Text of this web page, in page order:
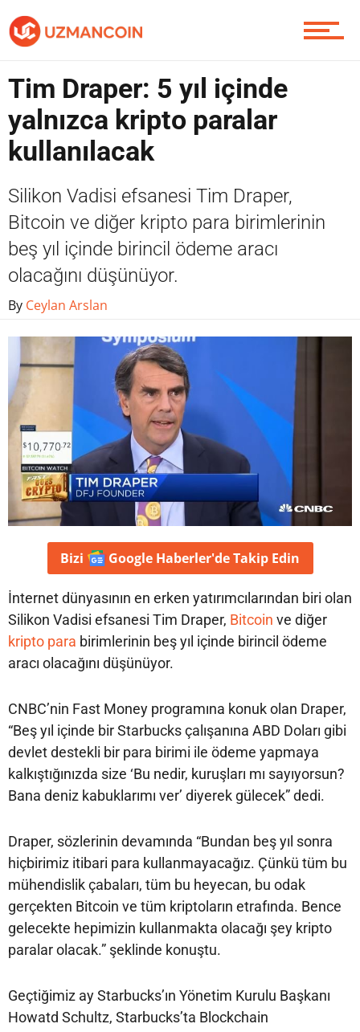
Yazarlardan
Soru Sor
Contact / İletişim
Tim Draper: 5 yıl içinde
yalnızca kripto paralar
kullanılacak
Silikon Vadisi efsanesi Tim Draper,
Bitcoin ve diğer kripto para birimlerinin
beş yıl içinde birincil ödeme aracı
olacağını düşünüyor.
By Ceylan Arslan
Bizi Google Haberler'deTakip Edin
İnternet dünyasının en erken yatırımcılarından biri olan
Silikon Vadisi efsanesi Tim Draper, Bitcoin ve diğer
kripto para birimlerinin beş yıl içinde birincil ödeme
aracı olacağını düşünüyor.
CNBC’nin Fast Money programına konuk olan Draper,
“Beş yıl içinde bir Starbucks çalışanına ABD Doları gibi
devlet destekli bir para birimi ile ödeme yapmaya
kalkıştığınızda size ‘Bu nedir, kuruşları mı sayıyorsun?
Bana deniz kabuklarımı ver’ diyerek gülecek” dedi.
Draper, sözlerinin devamında “Bundan beş yıl sonra
hiçbirimiz itibari para kullanmayacağız. Çünkü tüm bu
mühendislik çabaları, tüm bu heyecan, bu odak
gerçekten Bitcoin ve tüm kriptoların etrafında. Bence
gelecekte hepimizin kullanmakta olacağı şey kripto
paralar olacak.” şeklinde konuştu.
Geçtiğimiz ay Starbucks’ın Yönetim Kurulu Başkanı
Howatd Schultz, Starbucks’ta Blockchain